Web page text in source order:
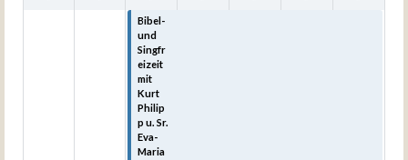
Bibel-
und
Singfr
eizeit
mit
Kurt
Philip
p u. Sr.
Eva-
Maria